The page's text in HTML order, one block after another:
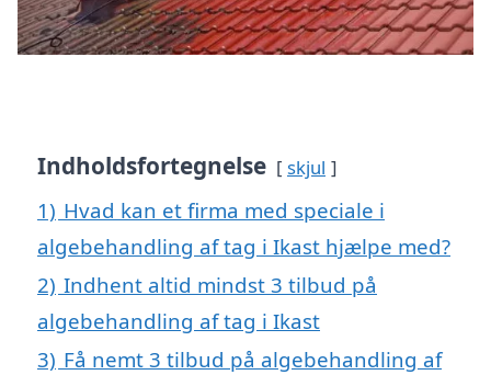
Indholdsfortegnelse skjul
1) Hvad kan et firma med speciale i
algebehandling af tag i Ikast hjælpe med?
2) Indhent altid mindst 3 tilbud på
algebehandling af tag i Ikast
3) Få nemt 3 tilbud på algebehandling af